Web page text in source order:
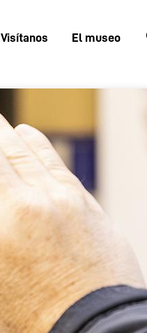
Visítanos El museo